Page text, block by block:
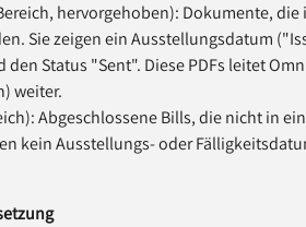
hervorgehoben): Dokumente,
Sie zeigen ein Ausstellungsdatum
den Status "Sent". Diese PDFs leitet
weiter.
Abgeschlossene Bills, die nicht in
kein Ausstellungs- oder